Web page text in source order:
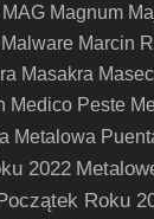
MAG Magnum
Malware Marcin
Masakra
Medico Peste
Metalowa
2022
Roku